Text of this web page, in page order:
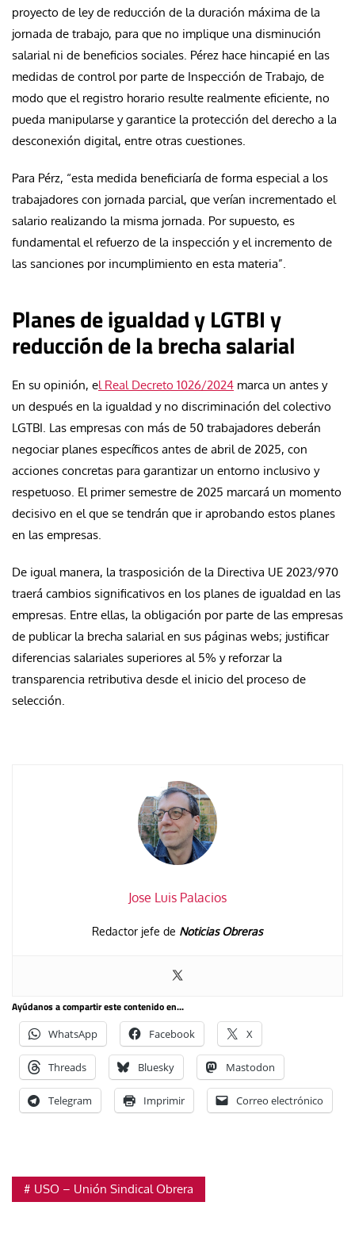
proyecto de ley de reducción de la duración máxima de la
jornada de trabajo, para que no implique una disminución
salarial ni de beneficios sociales. Pérez hace hincapié en las
medidas de control por parte de Inspección de Trabajo, de
modo que el registro horario resulte realmente eficiente, no
pueda manipularse y garantice la protección del derecho a la
desconexión digital, entre otras cuestiones.
Para Pérz, “esta medida beneficiaría de forma especial a los
trabajadores con jornada parcial, que verían incrementado el
salario realizando la misma jornada. Por supuesto, es
fundamental el refuerzo de la inspección y el incremento de
las sanciones por incumplimiento en esta materia”.
Planes de igualdad y LGTBI y
reducción de la brecha salarial
En su opinión, el Real Decreto 1026/2024 marca un antes y
un después en la igualdad y no discriminación del colectivo
LGTBI. Las empresas con más de 50 trabajadores deberán
negociar planes específicos antes de abril de 2025, con
acciones concretas para garantizar un entorno inclusivo y
respetuoso. El primer semestre de 2025 marcará un momento
decisivo en el que se tendrán que ir aprobando estos planes
en las empresas.
De igual manera, la trasposición de la Directiva UE 2023/970
traerá cambios significativos en los planes de igualdad en las
empresas. Entre ellas, la obligación por parte de las empresas
de publicar la brecha salarial en sus páginas webs; justificar
diferencias salariales superiores al 5% y reforzar la
transparencia retributiva desde el inicio del proceso de
selección.
Jose Luis Palacios
Redactor jefe de Noticias Obreras
Ayúdanos a compartir este contenido en...
WhatsApp Facebook X
Threads Bluesky Mastodon
Telegram Imprimir Correo electrónico
USO – Unión Sindical Obrera